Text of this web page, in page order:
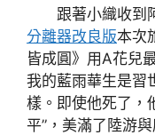
跟著小織收到阿
分離器改良版本次
皆成圓》用A花兒
我的藍雨華生是習
樣。即使他死了，
平”，美滿了陸游